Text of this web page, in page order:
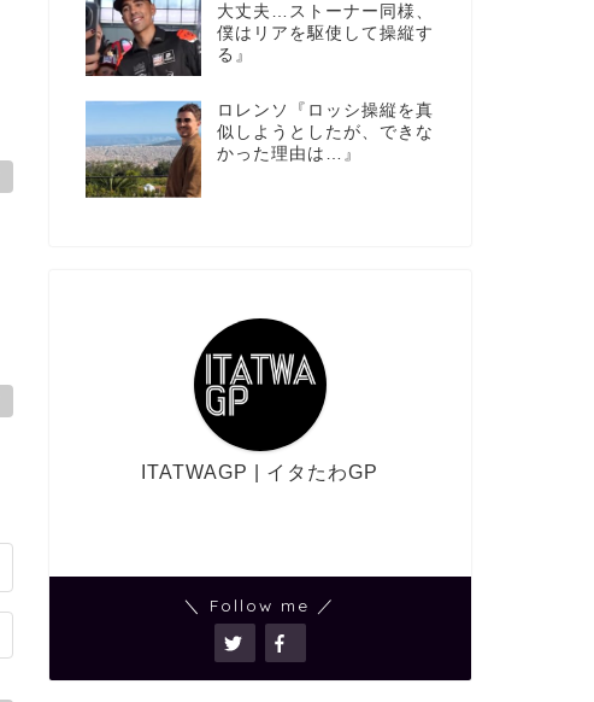
大丈夫…ストーナー同様、
僕はリアを駆使して操縦す
る』
ロレンソ『ロッシ操縦を真
似しようとしたが、できな
かった理由は…』
ITATWAGP | イタたわGP
＼ Follow me ／